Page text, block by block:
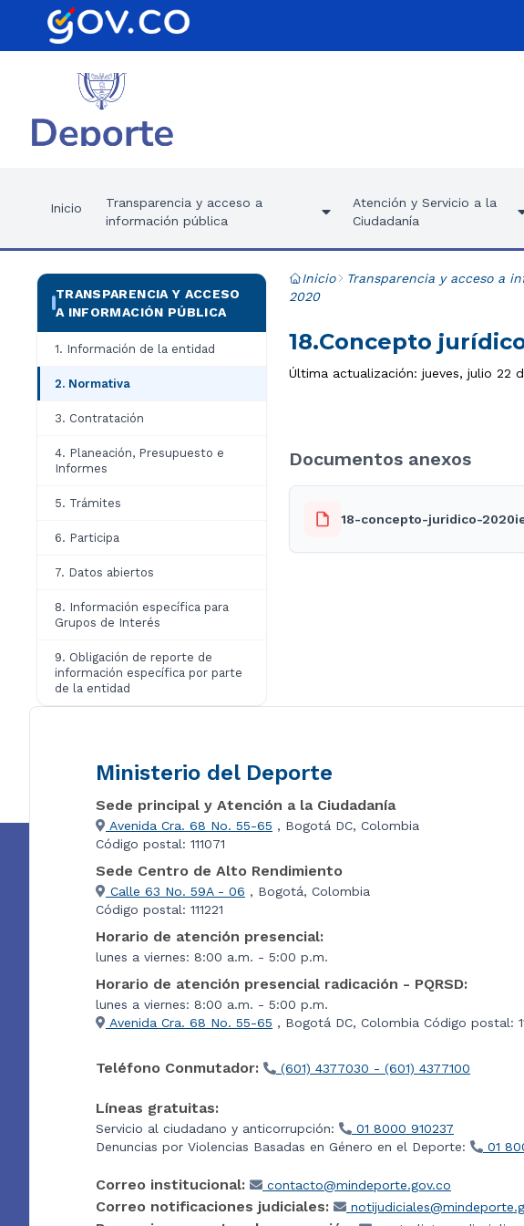
Inicio
Transparencia y acceso a
información pública
Atención y Servicio a la
Ciudadanía
TRANSPARENCIA Y ACCESO
A INFORMACIÓN PÚBLICA
1. Información de la entidad
2. Normativa
3. Contratación
4. Planeación, Presupuesto e
Informes
5. Trámites
6. Participa
7. Datos abiertos
8. Información específica para
Grupos de Interés
9. Obligación de reporte de
información específica por parte
de la entidad
Inicio Transparencia y acceso a
2020
18.Concepto
Última actualización: jueves, julio 22
Documentos anexos
18-concepto-juridico-
Ministerio del Deporte
Sede principal y Atención a la Ciudadanía
Avenida Cra. 68 No. 55-65 , Bogotá DC, Colombia
Código postal: 111071
Sede Centro de Alto Rendimiento
Calle 63 No. 59A - 06 , Bogotá, Colombia
Código postal: 111221
Horario de atención presencial:
lunes a viernes: 8:00 a.m. - 5:00 p.m.
Horario de atención presencial radicación - PQRSD:
lunes a viernes: 8:00 a.m. - 5:00 p.m.
Avenida Cra. 68 No. 55-65 , Bogotá DC, Colombia Código postal:
Teléfono Conmutador: (601) 4377030 - (601) 4377100
Líneas gratuitas:
Servicio al ciudadano y anticorrupción:
01 8000 910237
Denuncias por Violencias Basadas en Género en el Deporte:
01
Correo institucional: contacto@mindeporte.gov.co
Correo notificaciones judiciales: